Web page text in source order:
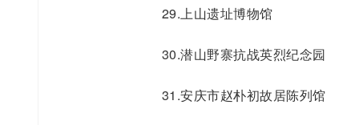
29.上山遗址博物馆
30.潜山野寨抗战英烈纪念园
31.安庆市赵朴初故居陈列馆